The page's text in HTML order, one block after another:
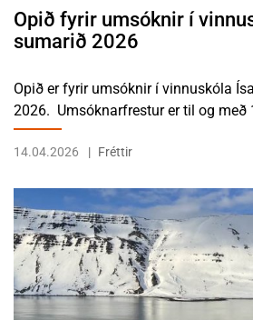
Opið fyrir umsóknir í
sumarið 2026
Opið er fyrir umsóknir í vinnuskóla
2026. Umsóknarfrestur er til og með
14.04.2026 Fréttir
LESA FRÉTTINA DAGBÓK